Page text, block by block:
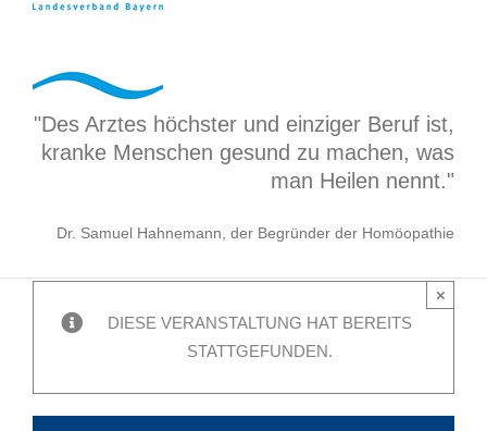
"Des Arztes höchster und einziger Beruf ist,
kranke Menschen gesund zu machen, was
man Heilen nennt."
Dr. Samuel Hahnemann, der Begründer der Homöopathie
DIESE VERANSTALTUNG HAT BEREITS
STATTGEFUNDEN.
×